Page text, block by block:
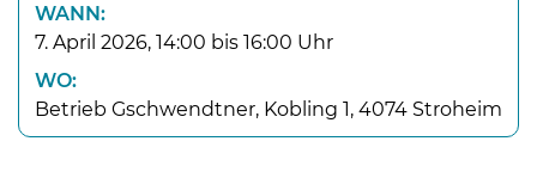
WANN:
7. April 2026, 14:00 bis 16:00 Uhr
WO:
Betrieb Gschwendtner, Kobling 1, 4074 Stroheim